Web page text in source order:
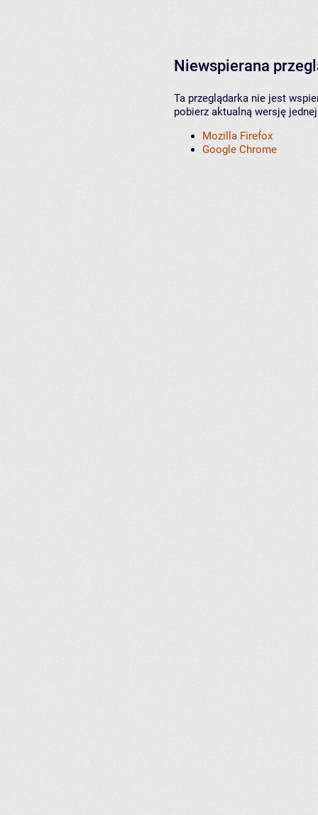
Niewspierana
Ta przeglądarka nie jest
pobierz aktualną wersję
Mozilla Firefox
Google Chrome